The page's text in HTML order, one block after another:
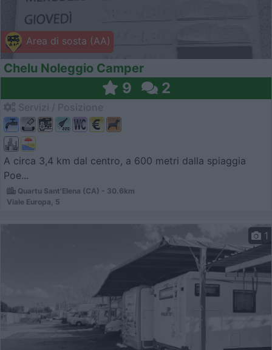
Area di sosta (AA)
Chelu Noleggio Camper
9 2
A circa 3,4 km dal centro, a 600 metri dalla spiaggia
Poe...
Quartu Sant'Elena (CA) - 30.6km
Viale Europa, 5
1